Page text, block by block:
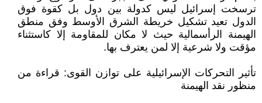
ترسخت إسرائيل ليس كدولة بين دول بل كقوة فوق
الدول تعيد تشكيل خريطة الشرق الأوسط وفق منطق
الهيمنة الرأسمالية حيث لا مكان للمقاومة إلا كاستثناء
مؤقت ولا شرعية إلا لمن يعترف بها.
تأثير التحركات الإسرائيلية على توازن القوى: قراءة من
منظور نقد الهيمنة